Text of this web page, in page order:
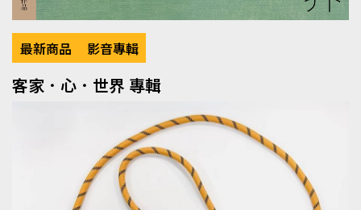
最新商品 影音專輯
客家．心．世界 專輯